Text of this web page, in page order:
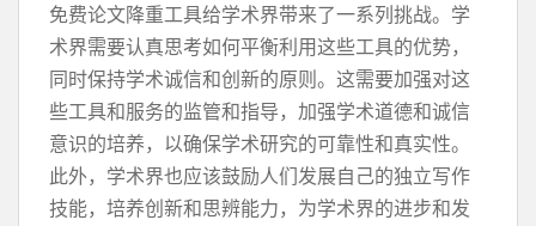
免费论文降重工具给学术界带来了一系列挑战。学
术界需要认真思考如何平衡利用这些工具的优势，
同时保持学术诚信和创新的原则。这需要加强对这
些工具和服务的监管和指导，加强学术道德和诚信
意识的培养，以确保学术研究的可靠性和真实性。
此外，学术界也应该鼓励人们发展自己的独立写作
技能，培养创新和思辨能力，为学术界的进步和发